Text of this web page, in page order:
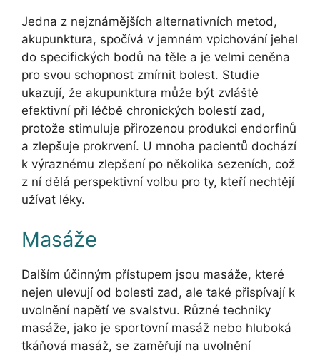
Jedna z nejznámějších alternativních metod,
akupunktura, spočívá v jemném vpichování jehel
do specifických bodů na těle a je velmi ceněna
pro svou schopnost zmírnit bolest. Studie
ukazují, že akupunktura může být zvláště
efektivní při léčbě chronických bolestí zad,
protože stimuluje přirozenou produkci endorfinů
a zlepšuje prokrvení. U mnoha pacientů dochází
k výraznému zlepšení po několika sezeních, což
z ní dělá perspektivní volbu pro ty, kteří nechtějí
užívat léky.
Masáže
Dalším účinným přístupem jsou masáže, které
nejen ulevují od bolesti zad, ale také přispívají k
uvolnění napětí ve svalstvu. Různé techniky
masáže, jako je sportovní masáž nebo hluboká
tkáňová masáž, se zaměřují na uvolnění